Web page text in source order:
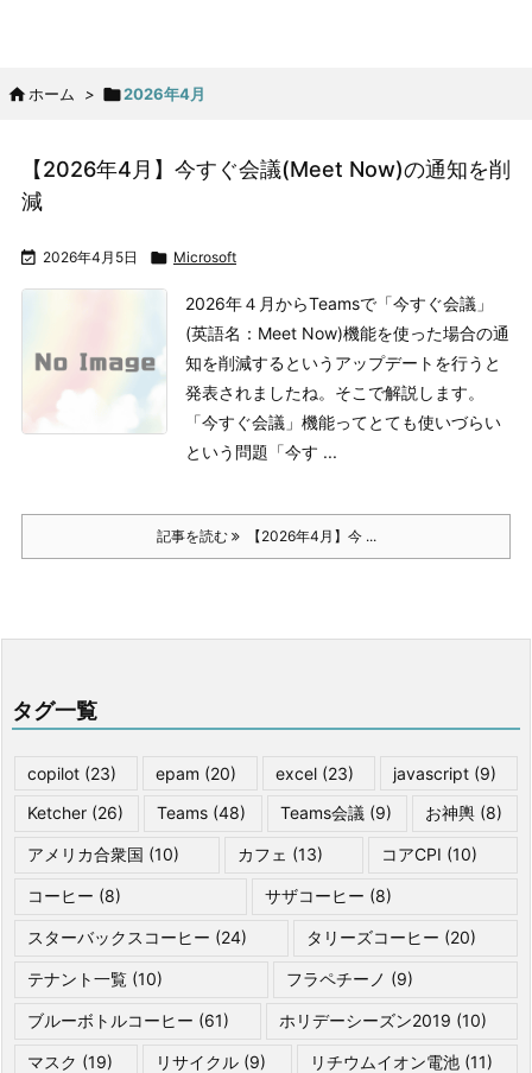
 ホーム > 2026年4月
【2026年4月】今すぐ会議(Meet Now)の通知を削
減
 2026年4月5日  Microsoft
2026年４月からTeamsで「今すぐ会議」
(英語名：Meet Now)機能を使った場合の通
知を削減するというアップデートを行うと
発表されましたね。そこで解説します。
「今すぐ会議」機能ってとても使いづらい
という問題 「今す ...
記事を読む 【2026年4月】今 ...
タグ一覧
copilot (23) epam (20) excel (23) javascript (9)
Ketcher (26) Teams (48) Teams会議 (9) お神輿(8)
アメリカ合衆国 (10) カフェ (13) コアCPI (10)
コーヒー (8) サザコーヒー (8)
スターバックスコーヒー (24) タリーズコーヒー (20)
テナント一覧 (10) フラペチーノ (9)
ブルーボトルコーヒー (61) ホリデーシーズン2019 (10)
マスク (19) リサイクル (9) リチウムイオン電池(11)